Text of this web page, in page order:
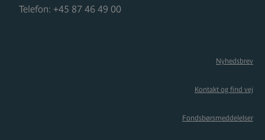
Telefon: +45 87 46 49 00
Nyhedsbrev
Kontakt og find vej
Fondsbørsmeddelelser